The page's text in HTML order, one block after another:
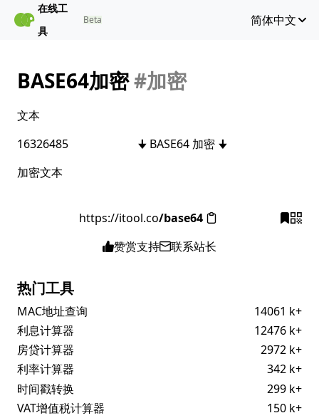
在线工
具
Beta 简体中文
BASE64加密#加密
文本
16326485
🠋 BASE64 加密 🠋
加密文本
https://itool.co/base64
赞赏支持
联系站长
热门工具
MAC地址查询
14061 k+
利息计算器
12476 k+
房贷计算器
2972 k+
利率计算器
342 k+
时间戳转换
299 k+
VAT增值税计算器
150 k+